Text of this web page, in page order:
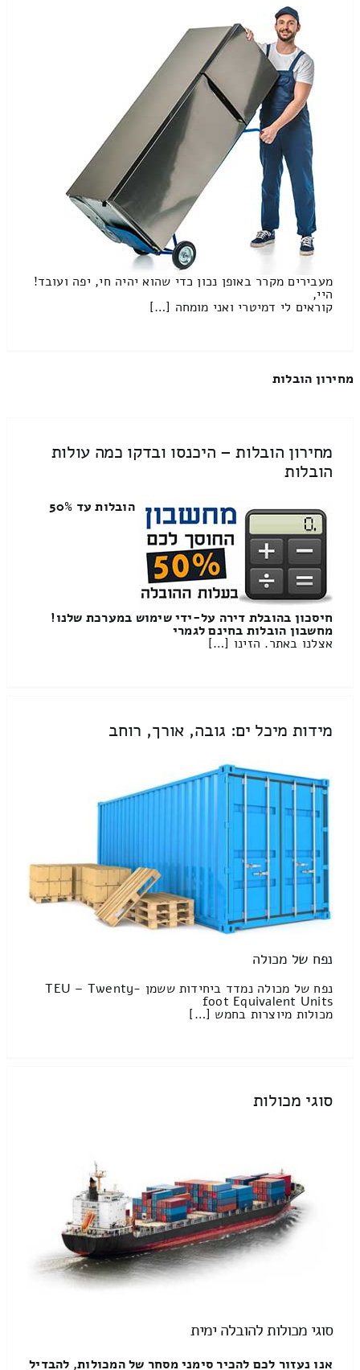
מעבירים מקרר באופן נכון כדי שהוא יהיה חי, יפה ועובד!
היי,
קוראים לי דמיטרי ואני מומחה […]
מחירון הובלות
מחירון הובלות – היכנסו ובדקו כמה עולות
הובלות
הובלות עד 50%
חיסכון בהובלת דירה על-ידי שימוש במערכת שלנו!
מחשבון הובלות בחינם לגמרי
אצלנו באתר. הזינו […]
מידות מיכל ים: גובה, אורך, רוחב
נפח של מכולה
נפח של מכולה נמדד ביחידות ששמן TEU – Twenty-
foot Equivalent Units
מכולות מיוצרות בחמש […]
סוגי מכולות
סוגי מכולות להובלה ימית
אנו נעזור לכם להכיר סימני מסחר של המכולות, להבדיל